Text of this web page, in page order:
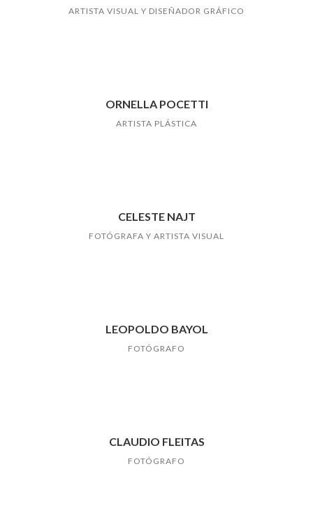
ARTISTA VISUAL Y DISEÑADOR GRÁFICO
ORNELLA POCETTI
ARTISTA PLÁSTICA
CELESTE NAJT
FOTÓGRAFA Y ARTISTA VISUAL
LEOPOLDO BAYOL
FOTÓGRAFO
CLAUDIO FLEITAS
FOTÓGRAFO